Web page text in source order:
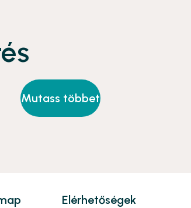
Mutass többet
Elérhetőségek